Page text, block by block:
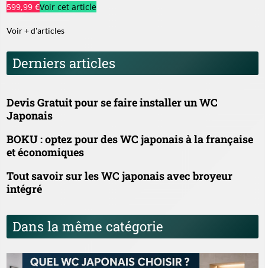
599,99 €Voir cet article
Voir + d'articles
Derniers articles
Devis Gratuit pour se faire installer un WC
Japonais
BOKU : optez pour des WC japonais à la française
et économiques
Tout savoir sur les WC japonais avec broyeur
intégré
Dans la même catégorie